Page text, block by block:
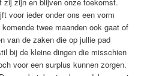
voor ieder onder ons een vorm
twee maanden ook gaat of
van de zaken die op jullie pad
bij de kleine dingen die misschien
voor een surplus kunnen zorgen.